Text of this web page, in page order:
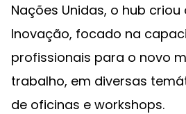
Nações Unidas, o hub criou
Inovação, focado na
profissionais para o novo
trabalho, em diversas
de oficinas e workshops.